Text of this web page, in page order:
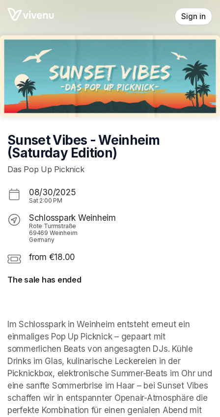
Skip header
Sign in
Sunset Vibes - Weinheim
(Saturday Edition)
Das Pop Up Picknick
08/30/2025
Sat 2:00 PM
Schlosspark Weinheim
Rote Turmstraße
69469 Weinheim
Germany
from €18.00
The sale has ended
Im Schlosspark in Weinheim entsteht erneut ein
einmaliges Pop Up Picknick – gepaart mit
sommerlichen Beats von angesagten DJs. Kühle
Drinks im Glas, kulinarische Leckereien in der
Picknickbox, elektronische Summer-Beats im Ohr und
eine sanfte Sommerbrise im Haar – bei Sunset Vibes
schaffen wir in entspannter Openair-Atmosphäre die
perfekte Kombination für einen genialen Abend mit